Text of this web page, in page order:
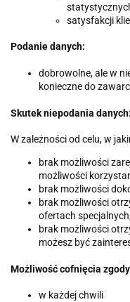
satysfakcji
Podanie danych:
dobrowolne, ale w
konieczne do
Skutek niepodania danych:
W zależności od celu, w
brak możliwości
możliwości
brak możliwości
brak możliwości
ofertach
brak możliwości
możesz być
Możliwość cofnięcia
w każdej chwili